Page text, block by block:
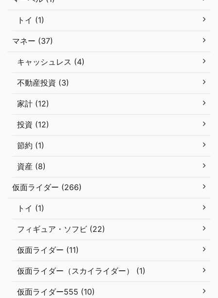
トイ (1)
マネー (37)
キャッシュレス (4)
不動産投資 (3)
家計 (12)
投資 (12)
節約 (1)
資産 (8)
仮面ライダー (266)
トイ (1)
フィギュア・ソフビ (22)
仮面ライダー (11)
仮面ライダー（スカイライダー） (1)
仮面ライダー555 (10)